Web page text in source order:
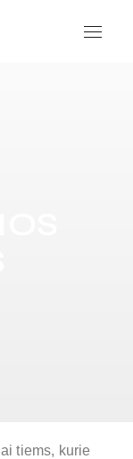
tiems, kurie